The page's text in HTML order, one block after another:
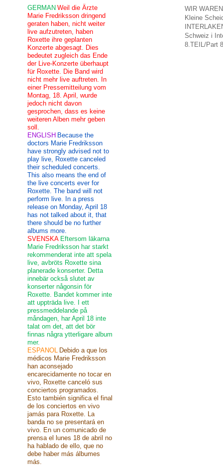
WIR
Kleine
Schweiz i
8.TEIL/Part 8
GERMAN Weil die Ärzte
Marie Fredriksson dringend
geraten haben, nicht weiter
live aufzutreten, haben
Roxette ihre geplanten
Konzerte abgesagt. Dies
bedeutet zugleich das Ende
der Live-Konzerte überhaupt
für Roxette. Die Band wird
nicht mehr live auftreten. In
einer Pressemitteilung vom
Montag, 18. April, wurde
jedoch nicht davon
gesprochen, dass es keine
weiteren Alben mehr geben
soll.
ENGLISH Because the
doctors Marie Fredriksson
have strongly advised not to
play live, Roxette canceled
their scheduled concerts.
This also means the end of
the live concerts ever for
Roxette. The band will not
perform live. In a press
release on Monday, April 18
has not talked about it, that
there should be no further
albums more.
SVENSKA Eftersom läkarna
Marie Fredriksson har starkt
rekommenderat inte att spela
live, avbröts Roxette sina
planerade konserter. Detta
innebär också slutet av
konserter någonsin för
Roxette. Bandet kommer inte
att uppträda live. I ett
pressmeddelande på
måndagen, har April 18 inte
talat om det, att det bör
finnas några ytterligare album
mer.
ESPANOL Debido a que los
médicos Marie Fredriksson
han aconsejado
encarecidamente no tocar en
vivo, Roxette canceló sus
conciertos programados.
Esto también significa el final
de los conciertos en vivo
jamás para Roxette. La
banda no se presentará en
vivo. En un comunicado de
prensa el lunes 18 de abril no
ha hablado de ello, que no
debe haber más álbumes
más.